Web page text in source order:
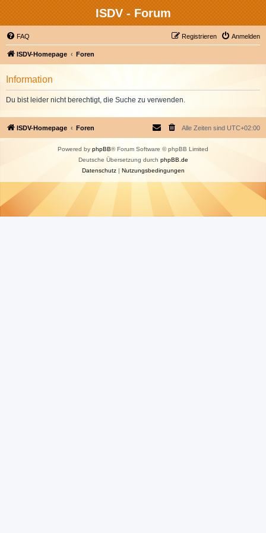
ISDV - Forum
FAQ Anmelden
Registrieren
ISDV-Homepage Foren
Information
Du bist leider nicht berechtigt, die Suche zu verwenden.
ISDV-Homepage Foren Alle Zeiten sind UTC+02:00
Powered by phpBB® Forum Software © phpBB Limited
Deutsche Übersetzung durch phpBB.de
Datenschutz| Nutzungsbedingungen